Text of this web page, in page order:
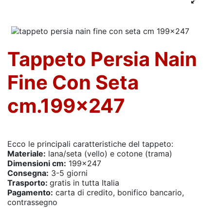
Tappeto Persia Nain
Fine Con Seta
cm.199x247
Ecco le principali caratteristiche del tappeto:
Materiale: lana/seta (vello) e cotone (trama)
Dimensioni cm: 199x247
Consegna: 3-5 giorni
Trasporto: gratis in tutta Italia
Pagamento: carta di credito, bonifico bancario,
contrassegno